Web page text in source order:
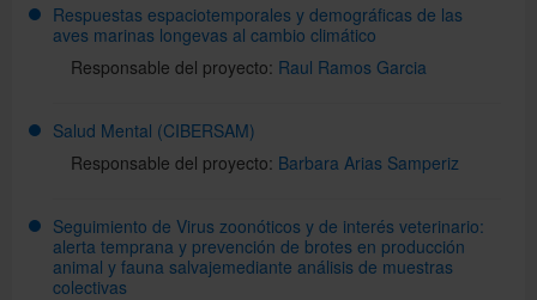
Respuestas espaciotemporales y demográficas de las
aves marinas longevas al cambio climático
Responsable del proyecto: Raul Ramos Garcia
Salud Mental (CIBERSAM)
Responsable del proyecto: Barbara Arias Samperiz
Seguimiento de Virus zoonóticos y de interés veterinario:
alerta temprana y prevención de brotes en producción
animal y fauna salvajemediante análisis de muestras
colectivas